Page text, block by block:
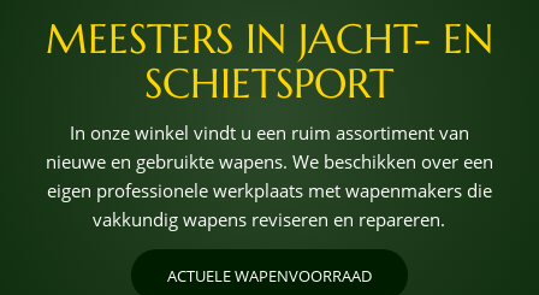
MEESTERS IN JACHT- EN
SCHIETSPORT
In onze winkel vindt u een ruim assortiment van
nieuwe en gebruikte wapens. We beschikken over een
eigen professionele werkplaats met wapenmakers die
vakkundig wapens reviseren en repareren.
ACTUELE WAPENVOORRAAD